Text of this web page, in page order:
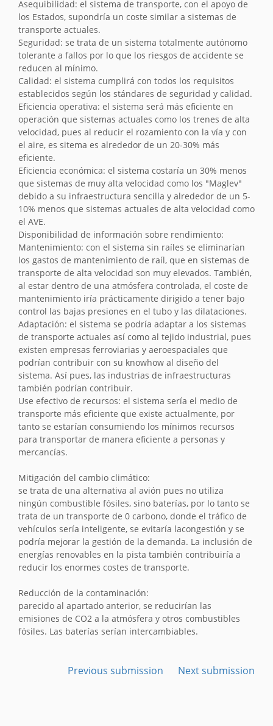
Asequibilidad: el sistema de transporte, con el apoyo de
los Estados, supondría un coste similar a sistemas de
transporte actuales.
Seguridad: se trata de un sistema totalmente autónomo
tolerante a fallos por lo que los riesgos de accidente se
reducen al mínimo.
Calidad: el sistema cumplirá con todos los requisitos
establecidos según los stándares de seguridad y calidad.
Eficiencia operativa: el sistema será más eficiente en
operación que sistemas actuales como los trenes de alta
velocidad, pues al reducir el rozamiento con la vía y con
el aire, es sitema es alrededor de un 20-30% más
eficiente.
Eficiencia económica: el sistema costaría un 30% menos
que sistemas de muy alta velocidad como los "Maglev"
debido a su infraestructura sencilla y alrededor de un 5-
10% menos que sistemas actuales de alta velocidad como
el AVE.
Disponibilidad de información sobre rendimiento:
Mantenimiento: con el sistema sin raíles se eliminarían
los gastos de mantenimiento de raíl, que en sistemas de
transporte de alta velocidad son muy elevados. También,
al estar dentro de una atmósfera controlada, el coste de
mantenimiento iría prácticamente dirigido a tener bajo
control las bajas presiones en el tubo y las dilataciones.
Adaptación: el sistema se podría adaptar a los sistemas
de transporte actuales así como al tejido industrial, pues
existen empresas ferroviarias y aeroespaciales que
podrían contribuir con su knowhow al diseño del
sistema. Así pues, las industrias de infraestructuras
también podrían contribuir.
Use efectivo de recursos: el sistema sería el medio de
transporte más eficiente que existe actualmente, por
tanto se estarían consumiendo los mínimos recursos
para transportar de manera eficiente a personas y
mercancías.
Mitigación del cambio climático:
se trata de una alternativa al avión pues no utiliza
ningún combustible fósiles, sino baterías, por lo tanto se
trata de un transporte de 0 carbono, donde el tráfico de
vehículos sería inteligente, se evitaría lacongestión y se
podría mejorar la gestión de la demanda. La inclusión de
energías renovables en la pista también contribuiría a
reducir los enormes costes de transporte.
Reducción de la contaminación:
parecido al apartado anterior, se reducirían las
emisiones de CO2 a la atmósfera y otros combustibles
fósiles. Las baterías serían intercambiables.
Previous submission Next submission